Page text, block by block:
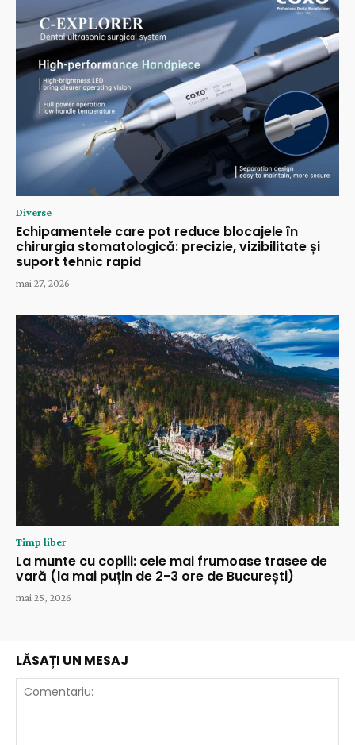
Diverse
Echipamentele care pot reduce blocajele în
chirurgia stomatologică: precizie, vizibilitate și
suport tehnic rapid
mai 27, 2026
Timp liber
La munte cu copiii: cele mai frumoase trasee de
vară (la mai puțin de 2-3 ore de București)
mai 25, 2026
LĂSAȚI UN MESAJ